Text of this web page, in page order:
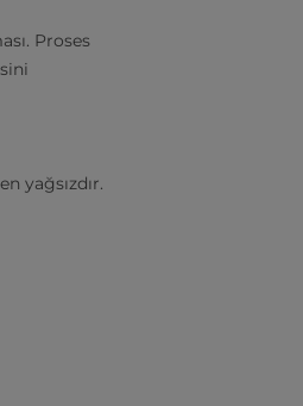
Proses
yağsızdır.